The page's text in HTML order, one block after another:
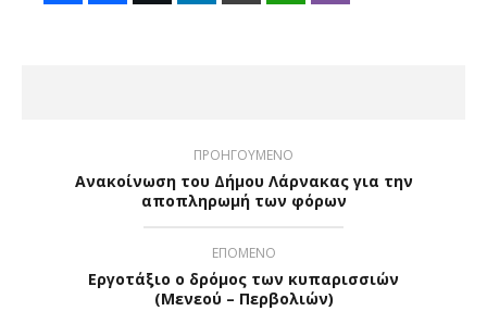
ΠΡΟΗΓΟΥΜΕΝΟ
Ανακοίνωση του Δήμου Λάρνακας για την
αποπληρωμή των φόρων
ΕΠΟΜΕΝΟ
Εργοτάξιο ο δρόμος των κυπαρισσιών
(Μενεού – Περβολιών)